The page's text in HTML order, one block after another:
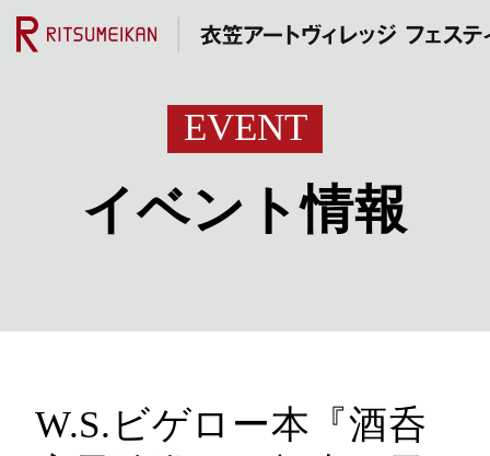
EVENT
イベント情報
W.S.ビゲロー本『酒呑